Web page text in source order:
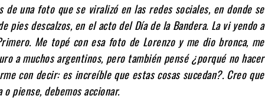
de una foto que se viralizó en las redes sociales, en donde se
pies descalzos, en el acto del Día de la Bandera. La vi yendo a
Me topé con esa foto de Lorenzo y me dio bronca, me
a muchos argentinos, pero también pensé ¿porqué no hacer
con decir: es increíble que estas cosas sucedan?. Creo que
piense, debemos accionar.